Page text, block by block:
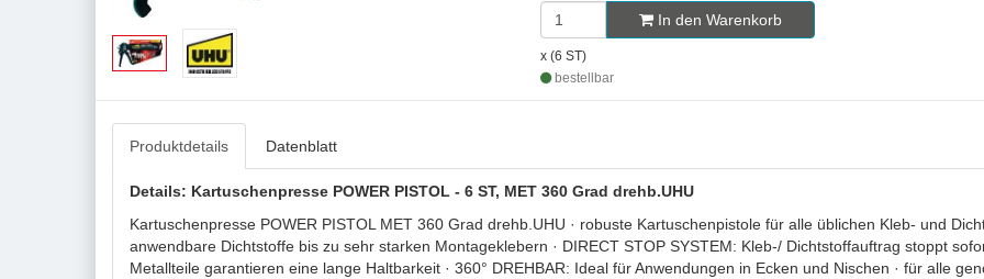
In den Warenkorb
x (6 ST)
bestellbar
Produktdetails Datenblatt
Details: Kartuschenpresse POWER PISTOL - 6 ST, MET 360 Grad drehb.UHU
Kartuschenpresse POWER PISTOL MET 360 Grad drehb.UHU · robuste Kartuschenpistole für alle üblichen Kleb- und
anwendbare Dichtstoffe bis zu sehr starken Montageklebern · DIRECT STOP SYSTEM: Kleb-/ Dichtstoffauftrag stoppt
Metallteile garantieren eine lange Haltbarkeit · 360° DREHBAR: Ideal für Anwendungen in Ecken und Nischen · für alle